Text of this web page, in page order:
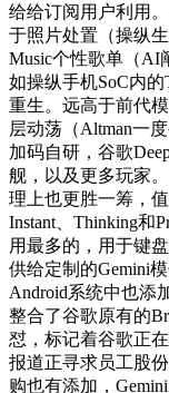
给给订阅用户利用
于照片处置（操纵
Music个性歌单（AI
如操纵手机SoC内
重生。远高于前代
层动荡（Altman一
加码自研，谷歌
舰，以及更多玩家
理上也更胜一筹，
Instant、Thinking和
用最多的，用于键
供给定制的Gemini
Android系统中也添
整合了谷歌原有的
怼，标记着谷歌正
报道正寻求员工股
购也有添加，